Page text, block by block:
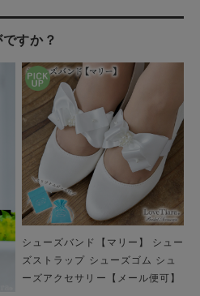
すか？
シューズバンド【マリー】 シュー
ズストラップ シューズゴム シュ
ーズアクセサリー【メール便可】